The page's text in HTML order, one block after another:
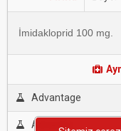
İmidakloprid 100 mg.
Advantage
Advantix